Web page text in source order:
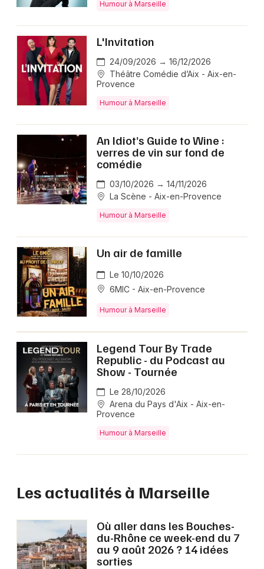
Humour à Marseille
L'Invitation
24/09/2026 → 16/12/2026
Théâtre Comédie d’Aix - Aix-en-
Provence
Humour à Marseille
An Idiot’s Guide to Wine :
verres de vin sur fond de
comédie
03/10/2026 → 14/11/2026
La Scène - Aix-en-Provence
Humour à Marseille
Un air de famille
Le 10/10/2026
6MIC - Aix-en-Provence
Humour à Marseille
Legend Tour By Trade
Republic - du Podcast au
Show - Tournée
Le 28/10/2026
Arena du Pays d'Aix - Aix-en-
Provence
Humour à Marseille
Les actualités à Marseille
Où aller dans les Bouches-
du-Rhône ce week-end du 7
au 9 août 2026 ? 14 idées
sorties